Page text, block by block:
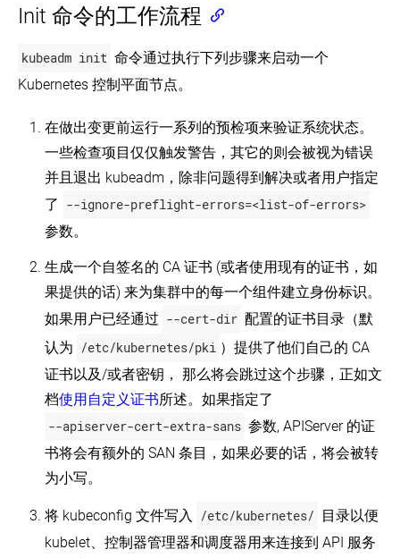
Init 命令的工作流程
kubeadm init 命令通过执行下列步骤来启动一个
Kubernetes 控制平面节点。
在做出变更前运行一系列的预检项来验证系统状态。
一些检查项目仅仅触发警告，其它的则会被视为错误
并且退出 kubeadm，除非问题得到解决或者用户指定
了 --ignore-preflight-errors=<list-of-errors>
参数。
生成一个自签名的 CA 证书 (或者使用现有的证书，如
果提供的话) 来为集群中的每一个组件建立身份标识。
如果用户已经通过 --cert-dir 配置的证书目录（默
认为 /etc/kubernetes/pki ）提供了他们自己的 CA
证书以及/或者密钥， 那么将会跳过这个步骤，正如文
档使用自定义证书所述。如果指定了
--apiserver-cert-extra-sans 参数, APIServer 的证
书将会有额外的 SAN 条目，如果必要的话，将会被转
为小写。
将 kubeconfig 文件写入 /etc/kubernetes/ 目录以便
kubelet、控制器管理器和调度器用来连接到 API 服务